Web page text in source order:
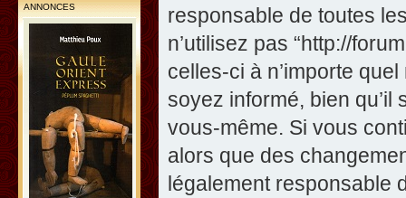
ANNONCES
responsable de toutes
n’utilisez pas “http://
celles-ci à n’importe
soyez informé, bien
vous-même. Si vous
alors que des
légalement responsable